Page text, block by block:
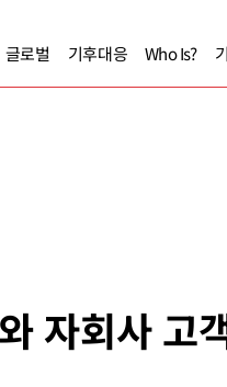
글로벌 기후대응 Who Is?
자회사 고